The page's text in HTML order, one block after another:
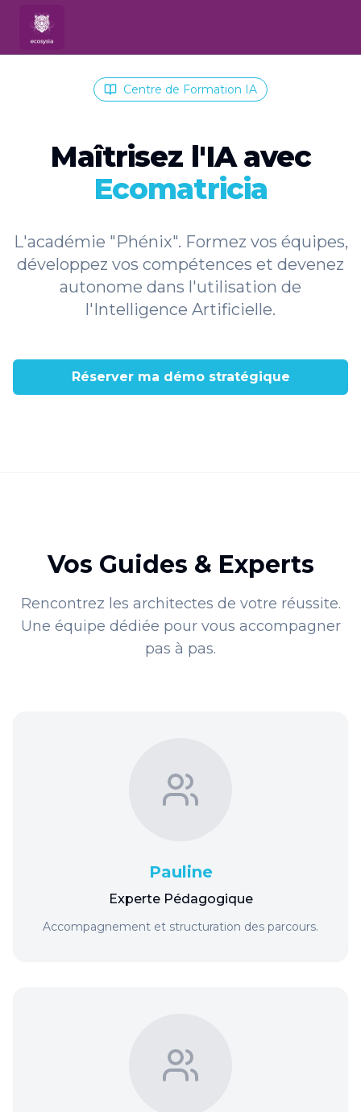
Centre de Formation IA
Maîtrisez l'IA avec
Ecomatricia
L'académie "Phénix". Formez vos équipes,
développez vos compétences et devenez
autonome dans l'utilisation de
l'Intelligence Artificielle.
Réserver ma démo stratégique
Vos Guides & Experts
Rencontrez les architectes de votre réussite.
Une équipe dédiée pour vous accompagner
pas à pas.
Pauline
Experte Pédagogique
Accompagnement et structuration des parcours.